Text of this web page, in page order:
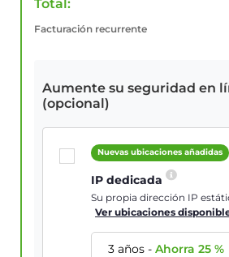
Total:
Facturación recurrente
Aumente su seguridad en
(opcional)
Nuevas ubicaciones añadidas
IP dedicada
Su propia dirección IP
Ver ubicaciones
3 años-Ahorra25 %